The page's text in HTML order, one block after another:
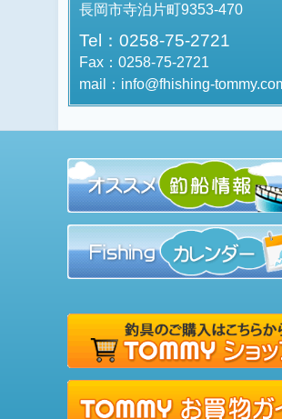
長岡市寺泊片町9353-470
Tel：0258-75-2721
Fax：0258-75-2721
mail：info@fhishing-